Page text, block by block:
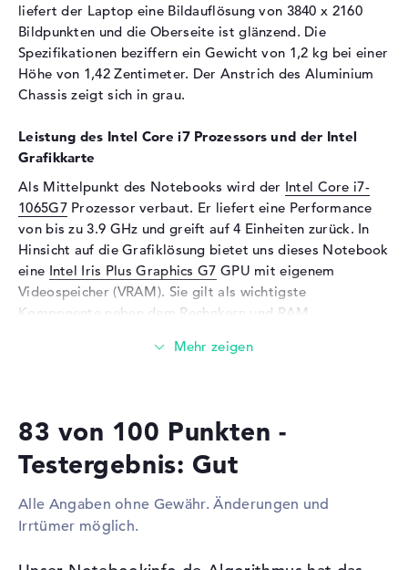
Webcam
Sensorauflösung
0,9 MP
Eingabegeräte
(hintergrund)), Touchpad
Netzwerk
WLAN
802.11a, 802.11b, 802.11g,
802.11n, 802.11ac, 802.11ax
Bluetooth
Bluetooth 5
Erweiterung / Konnektivität
C, 2 x Thunderbolt 3
Stromversorgung
Akku
4 Zellen Lithium Polymer
Kapazität
Betriebszeit (bis zu)
15 Std.
liefert der Laptop eine Bildauflösung von 3840 x 2160
Bildpunkten und die Oberseite ist glänzend. Die
Spezifikationen beziffern ein Gewicht von 1,2 kg bei einer
Höhe von 1,42 Zentimeter. Der Anstrich des Aluminium
Chassis zeigt sich in grau.
Leistung des Intel Core i7 Prozessors und der Intel
Grafikkarte
Als Mittelpunkt des Notebooks wird der Intel Core i7-
1065G7Prozessor verbaut. Er liefert eine Performance
von bis zu 3.9 GHz und greift auf 4 Einheiten zurück. In
Hinsicht auf die Grafiklösung bietet uns dieses Notebook
eine Intel Iris Plus Graphics G7 GPU mit eigenem
Videospeicher (VRAM). Sie gilt als wichtigste
Komponente neben dem Rechnkern und RAM.
Wieviel Speicher hat das Lenovo Yoga S940-14IWL
Seite. Dabei wird aktueller DDR4X SDRAM (PC4-29866 -
erweitern kann, kann dies bis maximal 16 GByte
81Q8CTO1WWDEDE1 zeigt eine Festplatte
Speicherkapazität von 1 TB SSD.
83 von 100 Punkten -
Testergebnis: Gut
Alle Angaben ohne Gewähr. Änderungen und
Irrtümer möglich.